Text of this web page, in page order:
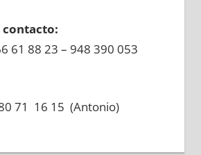
contacto:
61 88 23 – 948 390 053
71 16 15 (Antonio)